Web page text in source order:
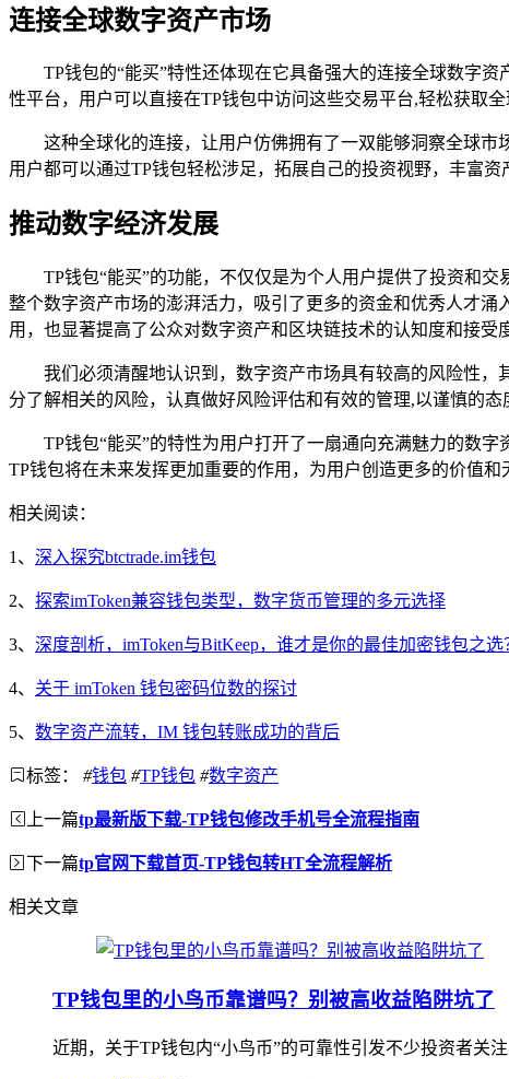
连接全球数字资产市场
TP钱包的“能买”特性还体现在它具备强大的连接全球数字
性平台，用户可以直接在TP钱包中访问这些交易平台,轻松获取
这种全球化的连接，让用户仿佛拥有了一双能够洞察全球
用户都可以通过TP钱包轻松涉足，拓展自己的投资视野，丰富
推动数字经济发展
TP钱包“能买”的功能，不仅仅是为个人用户提供了投资和
整个数字资产市场的澎湃活力，吸引了更多的资金和优秀人才
用，也显著提高了公众对数字资产和区块链技术的认知度和接受
我们必须清醒地认识到，数字资产市场具有较高的风险性
分了解相关的风险，认真做好风险评估和有效的管理,以谨慎的态
TP钱包“能买”的特性为用户打开了一扇通向充满魅力的数
TP钱包将在未来发挥更加重要的作用，为用户创造更多的价值和
相关阅读：
1、 深入探究btctrade.im钱包
2、 探索imToken兼容钱包类型，数字货币管理的多元选择
3、 深度剖析，imToken与BitKeep，谁才是你的最佳加密钱包之选
4、 关于 imToken 钱包密码位数的探讨
5、 数字资产流转，IM 钱包转账成功的背后
标签： #钱包 #TP钱包 #数字资产
上一篇tp最新版下载-TP钱包修改手机号全流程指南
下一篇tp官网下载首页-TP钱包转HT全流程解析
相关文章
TP钱包里的小鸟币靠谱吗？别被高收益陷阱坑了
近期，关于TP钱包内“小鸟币”的可靠性引发不少投资者关